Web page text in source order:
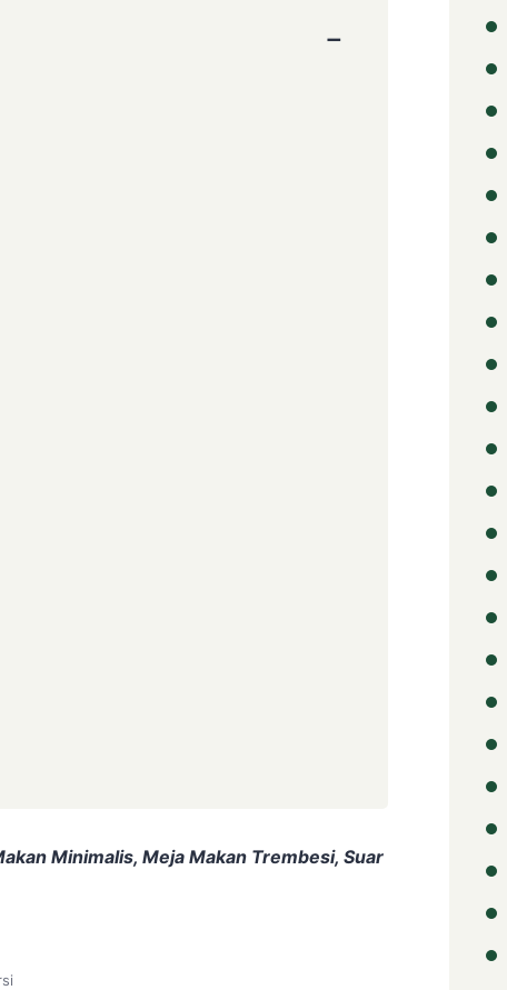
−
Minimalis, Meja Makan Trembesi, Suar